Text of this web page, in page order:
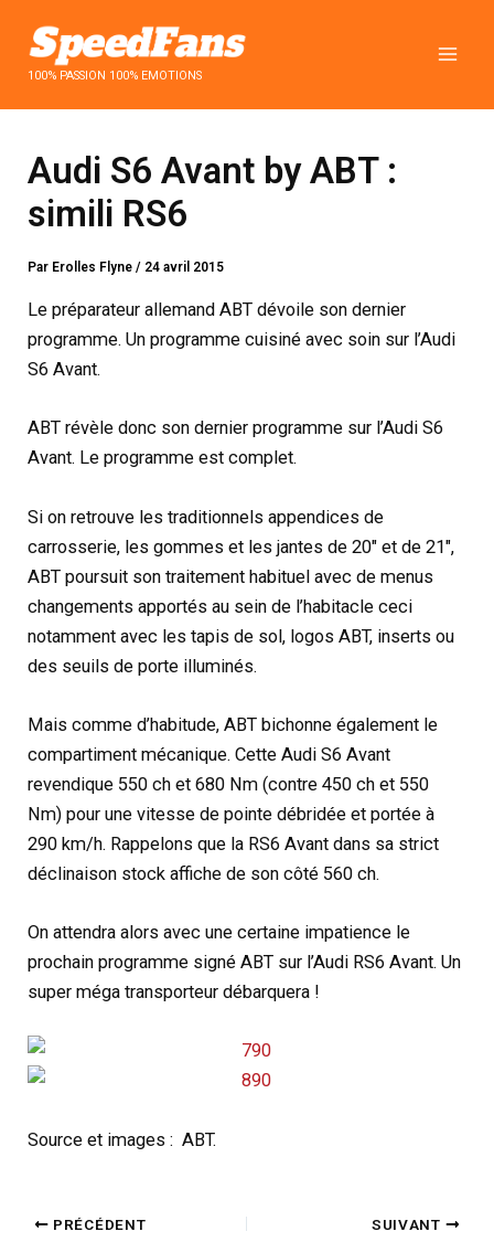
contenu100% PASSION 100% EMOTIONS
Audi S6 Avant by ABT :
simili RS6
Par Erolles Flyne/ 24 avril 2015
Le préparateur allemand ABT dévoile son dernier
programme. Un programme cuisiné avec soin sur l’Audi
S6 Avant.
ABT révèle donc son dernier programme sur l’Audi S6
Avant. Le programme est complet.
Si on retrouve les traditionnels appendices de
carrosserie, les gommes et les jantes de 20″ et de 21″,
ABT poursuit son traitement habituel avec de menus
changements apportés au sein de l’habitacle ceci
notamment avec les tapis de sol, logos ABT, inserts ou
des seuils de porte illuminés.
Mais comme d’habitude, ABT bichonne également le
compartiment mécanique. Cette Audi S6 Avant
revendique 550 ch et 680 Nm (contre 450 ch et 550
Nm) pour une vitesse de pointe débridée et portée à
290 km/h. Rappelons que la RS6 Avant dans sa strict
déclinaison stock affiche de son côté 560 ch.
On attendra alors avec une certaine impatience le
prochain programme signé ABT sur l’Audi RS6 Avant. Un
super méga transporteur débarquera !
Source et images : ABT.
PRÉCÉDENT SUIVANT